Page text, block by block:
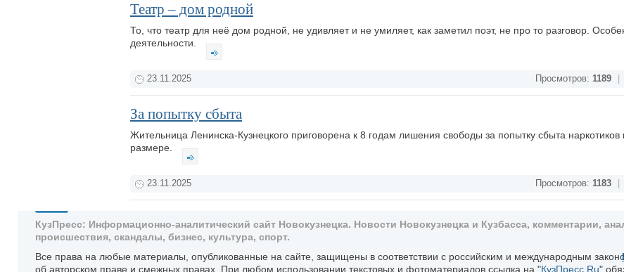
Театр – дом родной
То, что театр для неё дом родной, не удивляет и не умиляет, как заметил поэт, не про то разговор.
деятельности.
23.11.2025 Просмотров: 1189
За попытку сбыта
Жительница Ленинска-Кузнецкого приговорена к 8 годам лишения свободы за попытку сбыта наркотиков
размере.
23.11.2025 Просмотров: 1183
КузПресс: Информационно-аналитический сайт Новокузнецка. Новости Новокузнецка и Кузбасса, комментарии,
происшествия, скандалы, бизнес, культура, спорт.
Все права на любые материалы, опубликованные на сайте, защищены в соответствии с российским и международным
об авторском праве и смежных правах. При любом использовании текстовых и фотоматериалов ссылка на "КузПресс.Ru"